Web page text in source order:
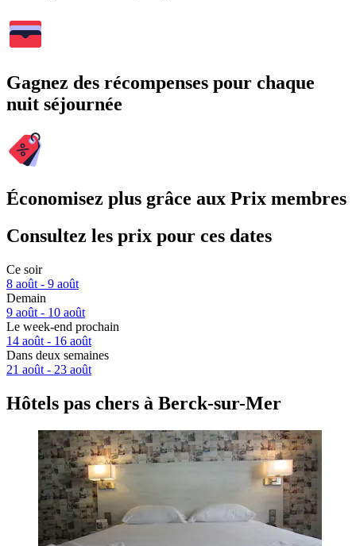
Gagnez des récompenses pour chaque
nuit séjournée
Économisez plus grâce aux Prix membres
Consultez les prix pour ces dates
Ce soir
8 août - 9 août
Demain
9 août - 10 août
Le week-end prochain
14 août - 16 août
Dans deux semaines
21 août - 23 août
Hôtels pas chers à Berck-sur-Mer